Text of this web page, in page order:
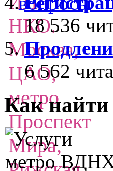
18 536
6 562
Как